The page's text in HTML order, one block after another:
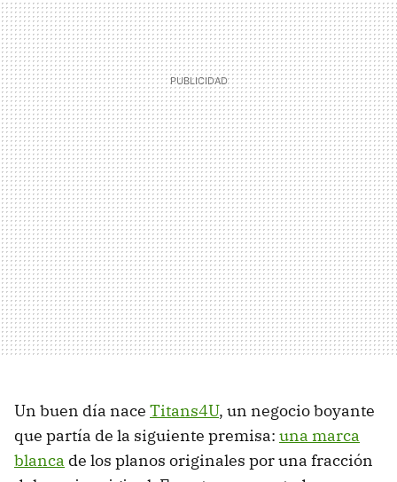
Un buen día nace Titans4U, un negocio boyante
que partía de la siguiente premisa: una marca
blanca de los planos originales por una fracción